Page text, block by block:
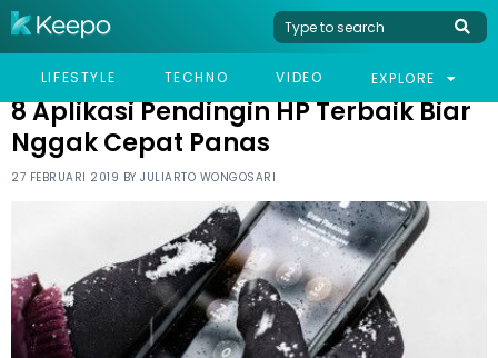
LIFESTYLE TECHNO VIDEO EXPLORE
HOME TECHNO 8 APLIKASI PENDINGIN HP TERBAIK BIAR NGGAK CEPAT PANAS
8 Aplikasi Pendingin HP Terbaik Biar
Nggak Cepat Panas
27 FEBRUARI 2019 BY JULIARTO WONGOSARI